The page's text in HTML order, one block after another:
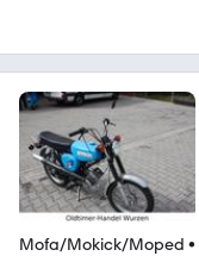
Mofa/Mokick/Moped •